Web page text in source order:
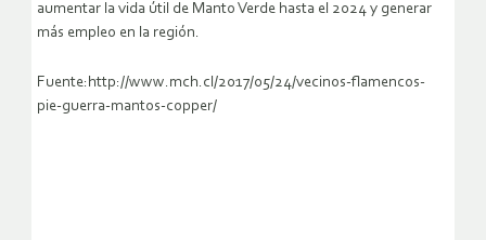
aumentar la vida útil de Manto Verde hasta el 2024 y generar
más empleo en la región.
Fuente:http://www.mch.cl/2017/05/24/vecinos-flamencos-
pie-guerra-mantos-copper/